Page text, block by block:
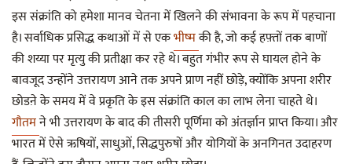
इस संक्रांति को हमेशा मानव चेतना में खिलने की संभावना के रूप में पहचाना
है। सर्वाधिक प्रसिद्ध कथाओं में से एकभीष्मकी है, जो कई हफ़्तों तक बाणों
की शय्या पर मृत्यु की प्रतीक्षा कर रहे थे। बहुत गंभीर रूप से घायल होने के
बावजूद उन्होंने उत्तरायण आने तक अपने प्राण नहीं छोड़े, क्योंकि अपना शरीर
छोडऩे के समय में वे प्रकृति के इस संक्रांति काल का लाभ लेना चाहते थे।
गौतमने भी उत्तरायण के बाद की तीसरी पूर्णिमा को अंतर्ज्ञान प्राप्त किया। और
भारत में ऐसे ऋषियों, साधुओं, सिद्धपुरुषों और योगियों के अनगिनत उदाहरण